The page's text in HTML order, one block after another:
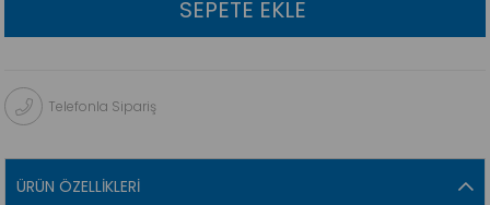
Telefonla Sipariş
ÜRÜN ÖZELLIKLERI